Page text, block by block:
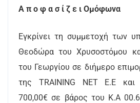
Α π ο φ α σ ί ζ ε ι Ομόφωνα
Εγκρίνει τη συμμετοχή των
Θεοδώρα του Χρυσοστόμου
του Γεωργίου σε διήμερο
της TRAINING NET E.E και
700,00€ σε βάρος του Κ.Α